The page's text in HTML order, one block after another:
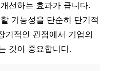
선하는 효과가 큽니다.
가능성을 단순히 단기적
기적인 관점에서 기업의
것이 중요합니다.